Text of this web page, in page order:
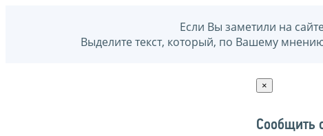
Если Вы заметили на
Выделите текст, который, по Вашему
×
Сообщить